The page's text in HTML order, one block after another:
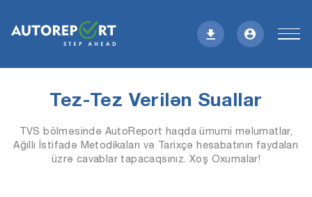
Tez-Tez Verilən Suallar
TVS bölməsində AutoReport haqda ümumi məlumatlar,
Ağıllı İstifadə Metodikaları və Tarixçə hesabatının faydaları
üzrə cavablar tapacaqsınız. Xoş Oxumalar!